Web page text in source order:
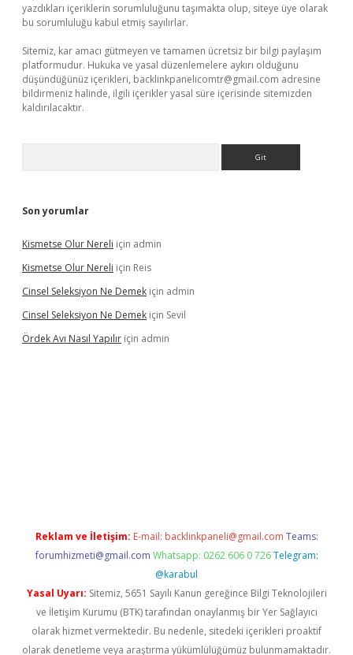
yazdıkları içeriklerin sorumluluğunu taşımakta olup, siteye üye olarak
bu sorumluluğu kabul etmiş sayılırlar.
Sitemiz, kar amacı gütmeyen ve tamamen ücretsiz bir bilgi paylaşım
platformudur. Hukuka ve yasal düzenlemelere aykırı olduğunu
düşündüğünüz içerikleri, backlinkpanelicomtr@gmail.com adresine
bildirmeniz halinde, ilgili içerikler yasal süre içerisinde sitemizden
kaldırılacaktır.
Son yorumlar
Kismetse Olur Nereli için admin
Kismetse Olur Nereli için Reis
Cinsel Seleksiyon Ne Demek için admin
Cinsel Seleksiyon Ne Demek için Sevil
Ördek Avı Nasıl Yapılır için admin
Reklam ve İletişim: E-mail: backlinkpaneli@gmail.com Teams:
forumhizmeti@gmail.com Whatsapp: 0262 606 0 726 Telegram:
@karabul
Yasal Uyarı: Sitemiz, 5651 Sayılı Kanun gereğince Bilgi Teknolojileri
ve İletişim Kurumu (BTK) tarafından onaylanmış bir Yer Sağlayıcı
olarak hizmet vermektedir. Bu nedenle, sitedeki içerikleri proaktif
olarak denetleme veya araştırma yükümlülüğümüz bulunmamaktadır.